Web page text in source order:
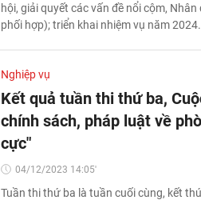
hội, giải quyết các vấn đề nổi cộm,
phối hợp); triển khai nhiệm vụ năm 2024.
Nghiệp vụ
Kết quả tuần thi thứ ba,
chính sách, pháp luật về
cực"
04/12/2023 14:05'
Tuần thi thứ ba là tuần cuối cùng, kết